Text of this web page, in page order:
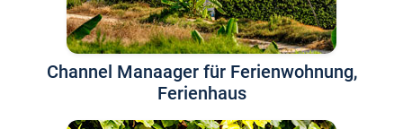
Channel Manaager für Ferienwohnung,
Ferienhaus